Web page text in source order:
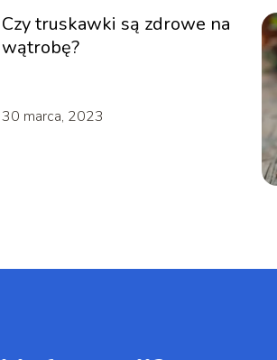
Czy truskawki są zdrowe na
wątrobę?
30 marca, 2023